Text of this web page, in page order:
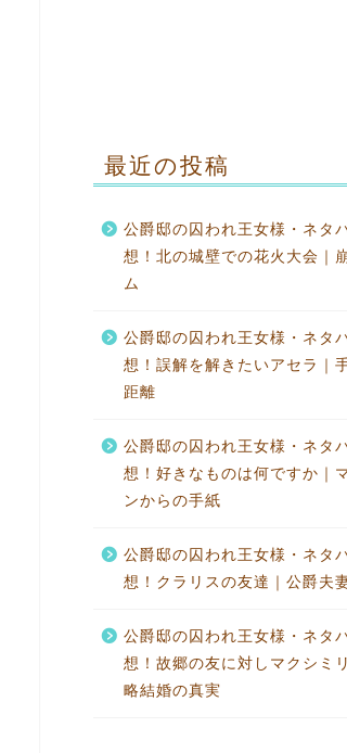
最近の投稿
公爵邸の囚われ王女様・ネタ
想！北の城壁での花火大会｜
ム
公爵邸の囚われ王女様・ネタ
想！誤解を解きたいアセラ｜
距離
公爵邸の囚われ王女様・ネタ
想！好きなものは何ですか｜
ンからの手紙
公爵邸の囚われ王女様・ネタ
想！クラリスの友達｜公爵夫
公爵邸の囚われ王女様・ネタ
想！故郷の友に対しマクシミ
略結婚の真実